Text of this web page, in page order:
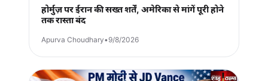
होर्मुज़ पर ईरान की सख्त शर्तें, अमेरिका से मांगें पूरी होने
तक रास्ता बंद
Apurva Choudhary•9/8/2026